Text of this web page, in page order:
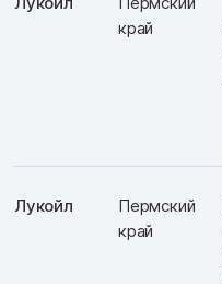
край
Лукойл
Пермский
край